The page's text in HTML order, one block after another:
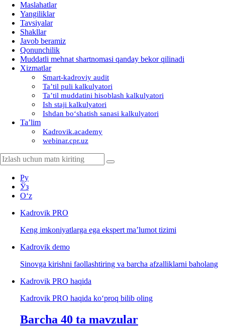
Maslahatlar
Yangiliklar
Tavsiyalar
Shakllar
Javob beramiz
Qonunchilik
Muddatli mehnat shartnomasi qanday bekor qilinadi
Xizmatlar
Smart-kadroviy audit
Ta’til puli kalkulyatori
Ta’til muddatini hisoblash kalkulyatori
Ish staji kalkulyatori
Ishdan boʻshatish sanasi kalkulyatori
Ta’lim
Kadrovik.academy
webinar.cpr.uz
Ру
Ўз
Oʻz
Kadrovik PRO
Keng imkoniyatlarga ega ekspert ma’lumot tizimi
Kadrovik demo
Sinovga kirishni faollashtiring va barcha afzalliklarni baholang
Kadrovik PRO haqida
Kadrovik PRO haqida koʻproq bilib oling
Barcha 40 ta mavzular